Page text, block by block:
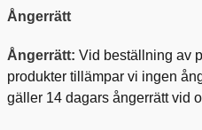
Ångerrätt
Ångerrätt: Vid beställning av
produkter tillämpar vi ingen
gäller 14 dagars ångerrätt vid